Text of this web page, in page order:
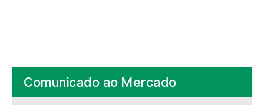
Comunicado ao Mercado